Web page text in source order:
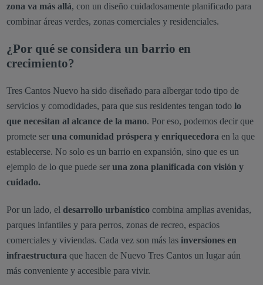
zona va más allá, con un diseño cuidadosamente planificado para
combinar áreas verdes, zonas comerciales y residenciales.
¿Por qué se considera un barrio en
crecimiento?
Tres Cantos Nuevo ha sido diseñado para albergar todo tipo de
servicios y comodidades, para que sus residentes tengan todo lo
que necesitan al alcance de la mano. Por eso, podemos decir que
promete ser una comunidad próspera y enriquecedora en la que
establecerse. No solo es un barrio en expansión, sino que es un
ejemplo de lo que puede seruna zona planificada con visión y
cuidado.
Por un lado, el desarrollo urbanísticocombina amplias avenidas,
parques infantiles y para perros, zonas de recreo, espacios
comerciales y viviendas. Cada vez son más las inversiones en
infraestructura que hacen de Nuevo Tres Cantos un lugar aún
más conveniente y accesible para vivir.